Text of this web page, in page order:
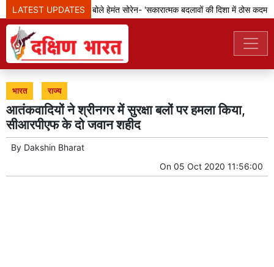
LATEST UPDATES
के विरोध प्रदर्शन पर बोले हेमंत सोरेन- 'सकारात्मक बदलावों की दिशा में ठोस कदम
भारत राज्य
आतंकवादियों ने श्रीनगर में सुरक्षा बलों पर हमला किया,
सीआरपीएफ के दो जवान शहीद
By Dakshin Bharat
On 05 Oct 2020 11:56:00